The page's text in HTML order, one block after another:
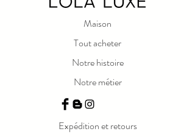
bulles sont livrées dans une jolie boîte avec
ruban et peuvent être personnalisées avec un
message ou une phrase spéciale. Laissez-nous
vous aider à rendre ce jour spécial encore plus
mémorable avec ce cadeau attentionné et
Grand : 5,5 cm (L) x 5,5 cm (l) x 2 po (H)
Maison
Tout acheter
Notre histoire
Notre métier
Expédition et retours